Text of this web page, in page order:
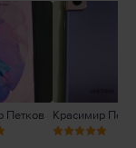
Петков Красимир